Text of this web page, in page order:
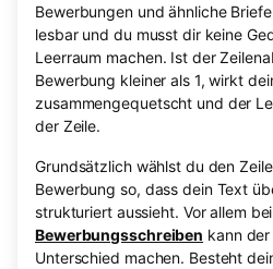
Bewerbungen und ähnliche
lesbar und du musst dir keine
Leerraum machen. Ist der
Bewerbung kleiner als 1, wirkt
zusammengequetscht und der
der Zeile.
Grundsätzlich wählst du den
Bewerbung so, dass dein Text
strukturiert aussieht. Vor allem
Bewerbungsschreiben kann
Unterschied machen. Besteht